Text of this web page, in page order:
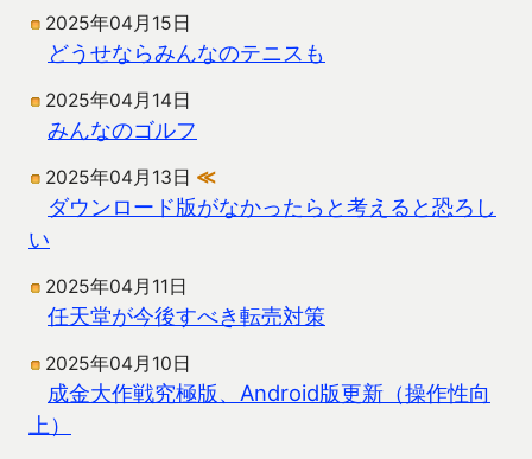
2025年04月15日
どうせならみんなのテニスも
2025年04月14日
みんなのゴルフ
2025年04月13日 ≪
ダウンロード版がなかったらと考えると恐ろし
い
2025年04月11日
任天堂が今後すべき転売対策
2025年04月10日
成金大作戦究極版、Android版更新（操作性向
上）